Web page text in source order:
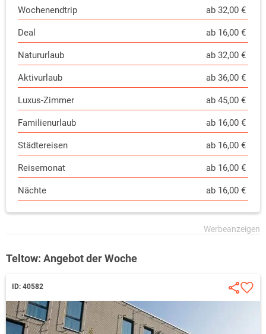
Wochenendtrip ab 32,00 €
Deal ab 16,00 €
Natururlaub ab 32,00 €
Aktivurlaub ab 36,00 €
Luxus-Zimmer ab 45,00 €
Familienurlaub ab 16,00 €
Städtereisen ab 16,00 €
Reisemonat ab 16,00 €
Nächte ab 16,00 €
Teltow: Angebot der Woche
ID: 40582